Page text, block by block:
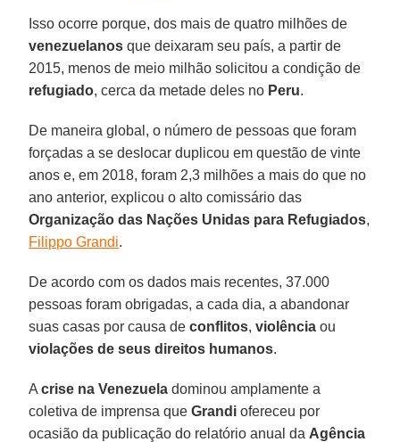
Isso ocorre porque, dos mais de quatro milhões de
venezuelanos que deixaram seu país, a partir de
2015, menos de meio milhão solicitou a condição de
refugiado, cerca da metade deles no Peru.
De maneira global, o número de pessoas que foram
forçadas a se deslocar duplicou em questão de vinte
anos e, em 2018, foram 2,3 milhões a mais do que no
ano anterior, explicou o alto comissário das
Organização das Nações Unidas para Refugiados,
Filippo Grandi.
De acordo com os dados mais recentes, 37.000
pessoas foram obrigadas, a cada dia, a abandonar
suas casas por causa deconflitos,violência ou
violações de seus direitos humanos.
Acrise na Venezuela dominou amplamente a
coletiva de imprensa queGrandi ofereceu por
ocasião da publicação do relatório anual da Agência